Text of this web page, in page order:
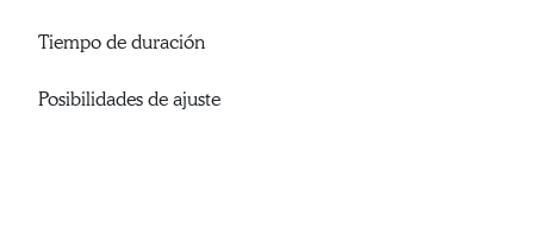
Tiempo de duración
Posibilidades de ajuste